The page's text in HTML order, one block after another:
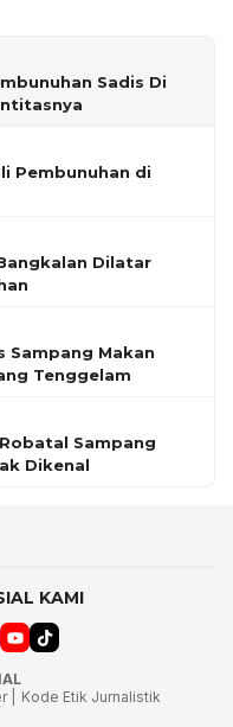
Sadis Di
Pembunuhan di
Dilatar
Sampang Makan
Tenggelam
Sampang
Dikenal
KAMI
|
Kode Etik Jurnalistik